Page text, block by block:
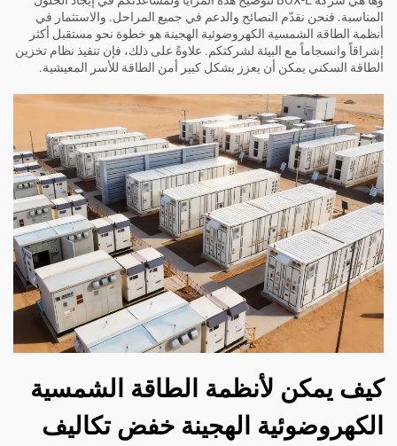
المناسبة. فنحن نقدّم النصائح والدعم في جميع المراحل. والاستثمار في
أنظمة الطاقة الشمسية الكهروضوئية الهجينة هو خطوة نحو مستقبل أكثر
إشراقاً وانسجاماً مع البيئة لشركتكم. علاوةً على ذلك، فإن تنفيذ نظام تخزين
الطاقة السكني يمكن أن يعزز بشكل كبير أمن الطاقة للأسر المعيشية.
كيف يمكن لأنظمة الطاقة الشمسية
الكهروضوئية الهجينة خفض تكاليف